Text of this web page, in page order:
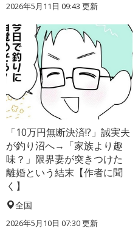
2026年5月11日 09:43 更新
「10万円無断決済!?」誠実夫
が釣り沼へ→「家族より趣
味？」限界妻が突きつけた
離婚という結末【作者に聞
く】
全国
2026年5月10日 07:30 更新